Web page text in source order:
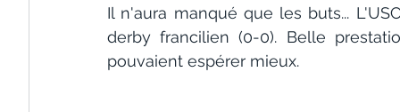
Il n'aura manqué que les buts...
derby francilien (0-0). Belle
pouvaient espérer mieux.